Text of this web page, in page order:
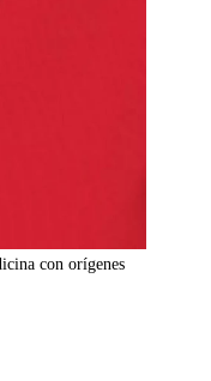
con orígenes